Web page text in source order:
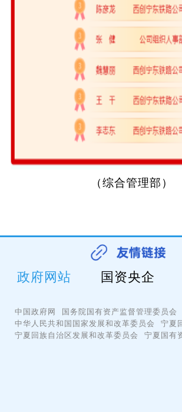
（综合管理部）
政府网站 国资央企
中国政府网
国务院国有资产监督管理委员会
中华人民共和国国家发展和改革委员会
宁夏
宁夏回族自治区发展和改革委员会
宁夏国有